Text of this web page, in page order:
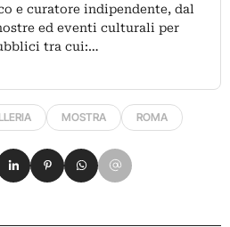
e curatore indipendente, dal
ed eventi culturali per
tra cui:…
MOSTRA ROMA
Facebook
su Xsu LinkedIn
Condividi su Pinterest
Condividi su WhatsApp
Condividi su Email